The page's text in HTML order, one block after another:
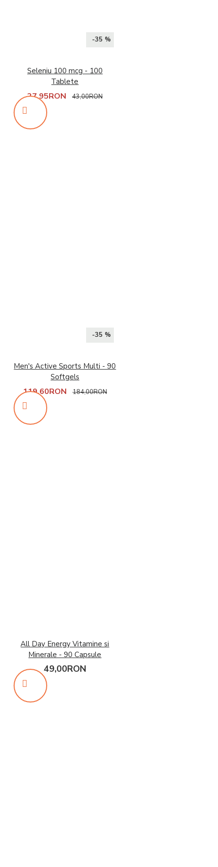
-35 %
Seleniu 100 mcg - 100
Tablete
27,95RON 43,00RON
-35 %
Men's Active Sports Multi - 90
Softgels
119,60RON 184,00RON
All Day Energy Vitamine si
Minerale - 90 Capsule
49,00RON